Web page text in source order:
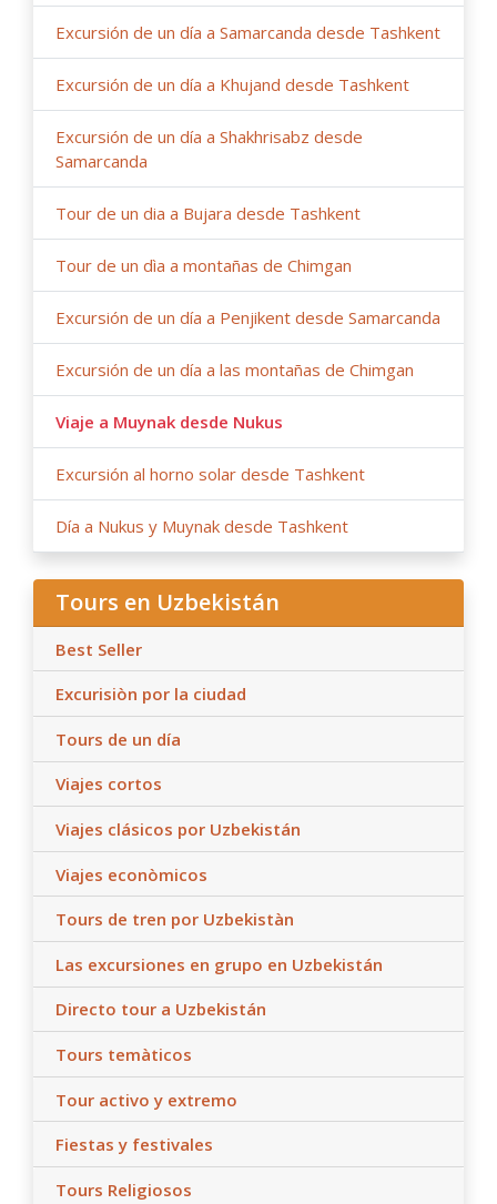
Excursión de un día a Samarcanda desde Tashkent
Excursión de un día a Khujand desde Tashkent
Excursión de un día a Shakhrisabz desde
Samarcanda
Tour de un dia a Bujara desde Tashkent
Tour de un dìa a montañas de Chimgan
Excursión de un día a Penjikent desde Samarcanda
Excursión de un día a las montañas de Chimgan
Viaje a Muynak desde Nukus
Excursión al horno solar desde Tashkent
Día a Nukus y Muynak desde Tashkent
Tours en Uzbekistán
Best Seller
Excurisiòn por la ciudad
Tours de un día
Viajes cortos
Viajes clásicos por Uzbekistán
Viajes econòmicos
Tours de tren por Uzbekistàn
Las excursiones en grupo en Uzbekistán
Directo tour a Uzbekistán
Tours temàticos
Tour activo y extremo
Fiestas y festivales
Tours Religiosos